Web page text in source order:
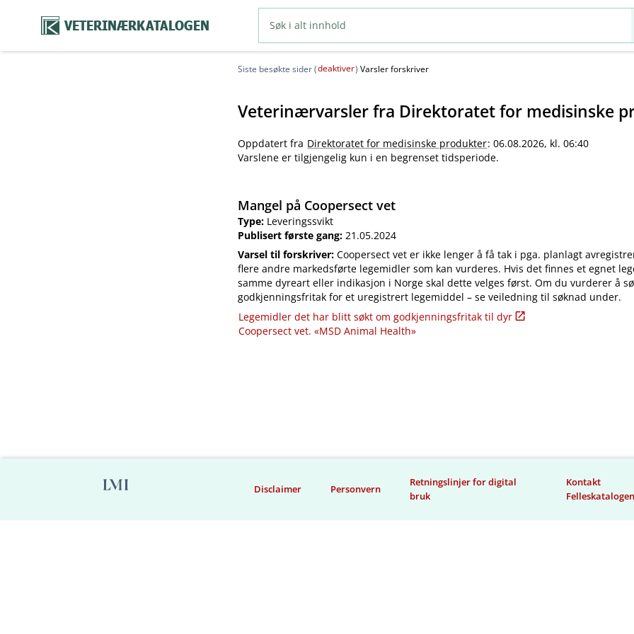
VETERINÆRKATALOGEN
Siste besøkte sider (deaktiver) Varsler forskriver
Veterinærvarsler fra Direktoratet for medisinske
Oppdatert fra Direktoratet for medisinske produkter: 06.08.2026, kl. 06:40
Varslene er tilgjengelig kun i en begrenset tidsperiode.
Mangel på Coopersect vet
Type: Leveringssvikt
Publisert første gang:21.05.2024
Varsel til forskriver:Coopersect vet er ikke lenger å få tak i pga. planlagt
flere andre markedsførte legemidler som kan vurderes. Hvis det finnes et egnet
samme dyreart eller indikasjon i Norge skal dette velges først. Om du vurderer å
godkjenningsfritak for et uregistrert legemiddel – se veiledning til søknad under.
Legemidler det har blitt søkt om godkjenningsfritak til dyr
Coopersect vet. «MSD Animal Health»
Disclaimer Personvern
Retningslinjer for digital
bruk
Kontakt
Felleskatalogen